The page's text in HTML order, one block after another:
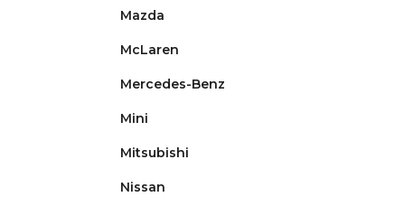
Mazda
McLaren
Mercedes-Benz
Mini
Mitsubishi
Nissan